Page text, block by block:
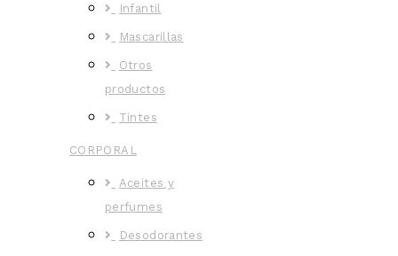
Infantil
Mascarillas
Otros
productos
Tintes
CORPORAL
Aceites y
perfumes
Desodorantes